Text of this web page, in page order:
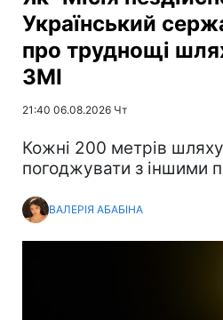
Український
про труднощі
ЗМІ
21:40 06.08.2026 Чт
Кожні 200 метрів
погоджувати з іншими
ВАЛЕРІЯ АБАБІНА